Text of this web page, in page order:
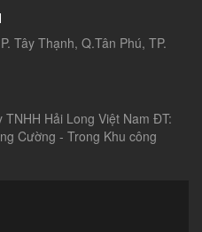
Tây Thạnh, Q.Tân Phú, TP.
Hải Long Việt Nam ĐT:
Cường - Trong Khu công